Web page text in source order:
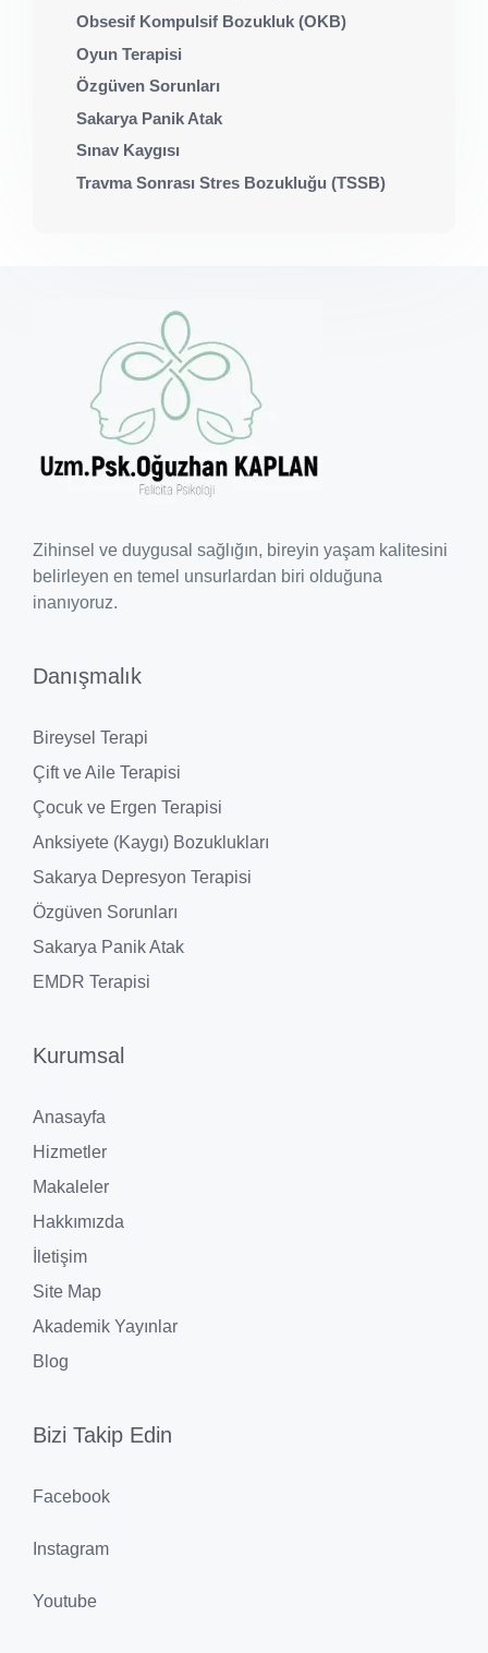
Obsesif Kompulsif Bozukluk (OKB)
Oyun Terapisi
Özgüven Sorunları
Sakarya Panik Atak
Sınav Kaygısı
Travma Sonrası Stres Bozukluğu (TSSB)
Zihinsel ve duygusal sağlığın, bireyin yaşam kalitesini
belirleyen en temel unsurlardan biri olduğuna
inanıyoruz.
Danışmalık
Bireysel Terapi
Çift ve Aile Terapisi
Çocuk ve Ergen Terapisi
Anksiyete (Kaygı) Bozuklukları
Sakarya Depresyon Terapisi
Özgüven Sorunları
Sakarya Panik Atak
EMDR Terapisi
Kurumsal
Anasayfa
Hizmetler
Makaleler
Hakkımızda
İletişim
Site Map
Akademik Yayınlar
Blog
Bizi Takip Edin
Facebook
Instagram
Youtube